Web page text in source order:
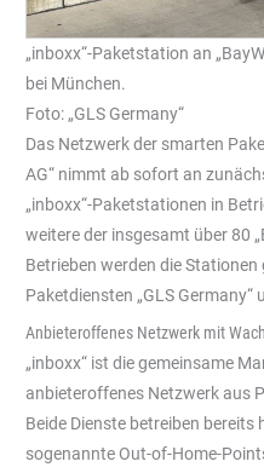
„inboxx“-Paketstation an
bei München.
Foto: „GLS Germany“
Das Netzwerk der smarten
AG“ nimmt ab sofort an
„inboxx“-Paketstationen in
weitere der insgesamt über 80
Betrieben werden die
Paketdiensten „GLS Germany“
Anbieteroffenes Netzwerk mit
„inboxx“ ist die gemeinsame
anbieteroffenes Netzwerk aus
Beide Dienste betreiben bereits
sogenannte Out-of-Home-